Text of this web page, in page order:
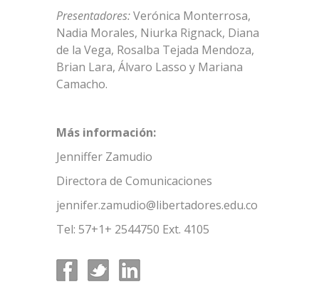
Presentadores:Verónica Monterrosa,
Nadia Morales, Niurka Rignack, Diana
de la Vega, Rosalba Tejada Mendoza,
Brian Lara, Álvaro Lasso y Mariana
Camacho.
Más información:
Jenniffer Zamudio
Directora de Comunicaciones
jennifer.zamudio@libertadores.edu.co
Tel: 57+1+ 2544750 Ext. 4105